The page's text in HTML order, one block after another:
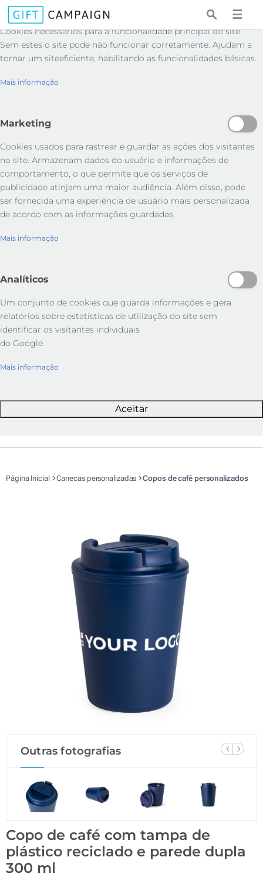
Essenciais
Cookies necessários para a funcionalidade principal do site.
Sem estes o site pode não funcionar corretamente. Ajudam a
tornar um siteeficiente, habilitando as funcionalidades básicas.
Mais informação
Marketing
Cookies usados ​​para rastrear e guardar as ações dos visitantes
no site. Armazenam dados do usuário e informações de
comportamento, o que permite que os serviços de
publicidade atinjam uma maior audiência. Além disso, pode
ser fornecida uma experiência de usuário mais personalizada
de acordo com as informações guardadas.
Mais informação
Analíticos
Um conjunto de cookies que guarda informações e gera
relatórios sobre estatísticas de utilização do site sem
identificar os visitantes individuais
do Google.
Mais informação
Aceitar
☰
Página Inicial Canecas personalizadas Copos de café personalizados
Outras fotografias
Copo de café com tampa de
plástico reciclado e parede dupla
300 ml